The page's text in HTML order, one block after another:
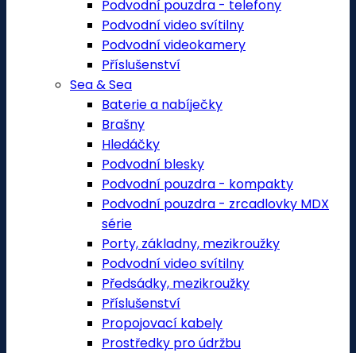
Podvodní pouzdra - telefony
Podvodní video svítilny
Podvodní videokamery
Příslušenství
Sea & Sea
Baterie a nabíječky
Brašny
Hledáčky
Podvodní blesky
Podvodní pouzdra - kompakty
Podvodní pouzdra - zrcadlovky MDX
série
Porty, základny, mezikroužky
Podvodní video svítilny
Předsádky, mezikroužky
Příslušenství
Propojovací kabely
Prostředky pro údržbu